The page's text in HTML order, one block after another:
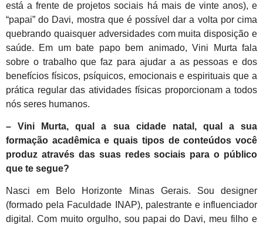
está a frente de projetos sociais há mais de vinte anos), e
“papai” do Davi, mostra que é possível dar a volta por cima
quebrando quaisquer adversidades com muita disposição e
saúde. Em um bate papo bem animado, Vini Murta fala
sobre o trabalho que faz para ajudar a as pessoas e dos
benefícios físicos, psíquicos, emocionais e espirituais que a
prática regular das atividades físicas proporcionam a todos
nós seres humanos.
– Vini Murta, qual a sua cidade natal, qual a sua
formação acadêmica e quais tipos de conteúdos você
produz através das suas redes sociais para o público
que te segue?
Nasci em Belo Horizonte Minas Gerais. Sou designer
(formado pela Faculdade INAP), palestrante e influenciador
digital. Com muito orgulho, sou papai do Davi, meu filho e